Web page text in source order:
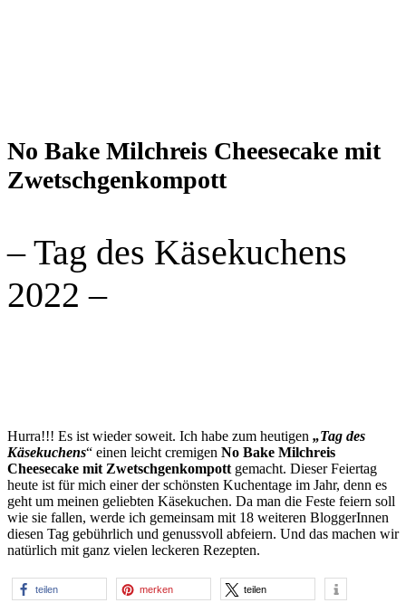
No Bake Milchreis Cheesecake mit
Zwetschgenkompott
– Tag des Käsekuchens
2022 –
Hurra!!! Es ist wieder soweit. Ich habe zum heutigen „Tag des
Käsekuchens“ einen leicht cremigen No Bake Milchreis
Cheesecake mit Zwetschgenkompott gemacht. Dieser Feiertag
heute ist für mich einer der schönsten Kuchentage im Jahr, denn es
geht um meinen geliebten Käsekuchen. Da man die Feste feiern soll
wie sie fallen, werde ich gemeinsam mit 18 weiteren BloggerInnen
diesen Tag gebührlich und genussvoll abfeiern. Und das machen wir
natürlich mit ganz vielen leckeren Rezepten.
teilen merken teilen